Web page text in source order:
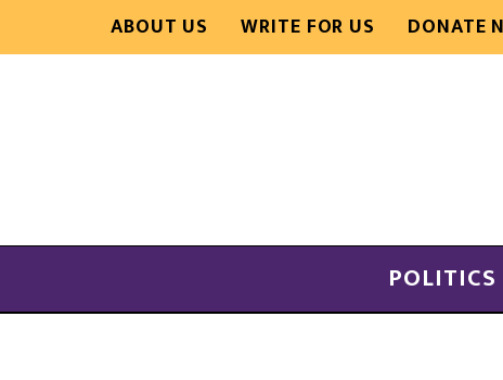
ABOUT US WRITE FOR US DONATE
POLITICS